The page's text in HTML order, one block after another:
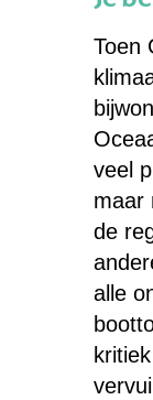
Toen
veel
maar
de
alle